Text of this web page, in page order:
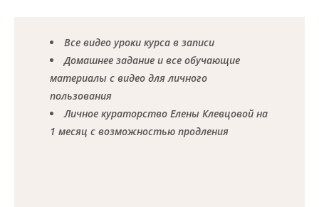
Все видео уроки курса в записи
Домашнее задание и все обучающие
материалы с видео для личного
пользования
Личное кураторство Елены Клевцовой на
1 месяц с возможностью продления